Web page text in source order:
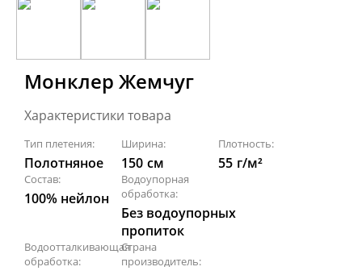
Монклер Жемчуг
Характеристики товара
Тип плетения:
Полотняное
Ширина:
150 см
Плотность:
55 г/м²
Состав:
100% нейлон
Водоупорная
обработка:
Без водоупорных
пропиток
Водоотталкивающая
обработка:
Страна
производитель: